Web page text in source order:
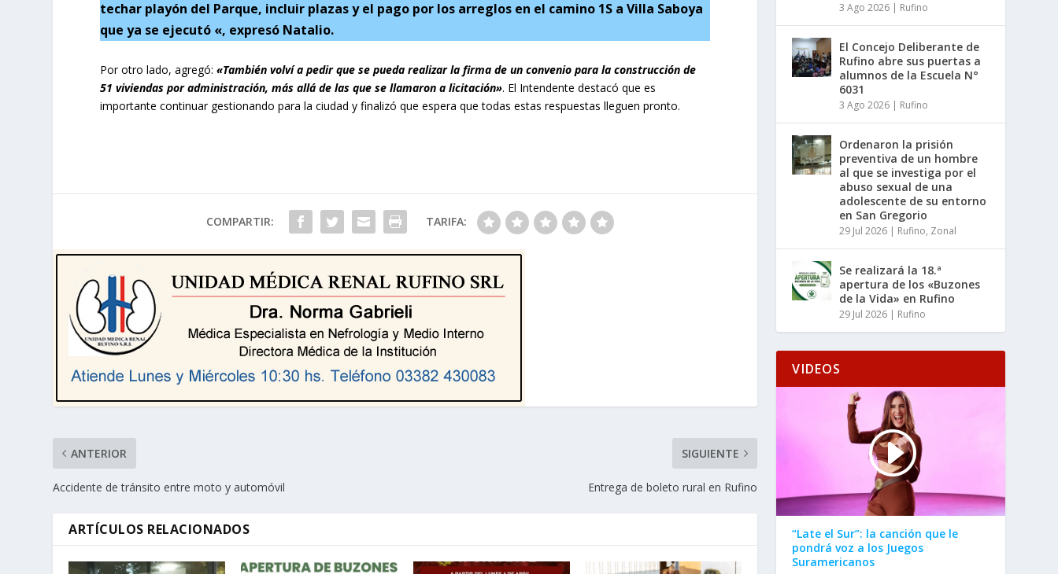
techar playón del Parque, incluir plazas y el pago por los arreglos en el camino 1S a Villa Saboya
que ya se ejecutó «, expresó Natalio.
Por otro lado, agregó: «También volví a pedir que se pueda realizar la firma de un convenio para la construcción de
51 viviendas por administración, más allá de las que se llamaron a licitación». El Intendente destacó que es
importante continuar gestionando para la ciudad y finalizó que espera que todas estas respuestas lleguen pronto.
COMPARTIR: TARIFA:
ANTERIOR
Accidente de tránsito entre moto y automóvil
SIGUIENTE
Entrega de boleto rural en Rufino
ARTÍCULOS RELACIONADOS
3 Ago 2026 | Rufino
El Concejo Deliberante de
Rufino abre sus puertas a
alumnos de la Escuela N°
6031
3 Ago 2026 | Rufino
Ordenaron la prisión
preventiva de un hombre
al que se investiga por el
abuso sexual de una
adolescente de su entorno
en San Gregorio
29 Jul 2026 | Rufino, Zonal
Se realizará la 18.ª
apertura de los «Buzones
de la Vida» en Rufino
29 Jul 2026 | Rufino
VIDEOS
“Late el Sur”: la canción que le
pondrá voz a los Juegos
Suramericanos